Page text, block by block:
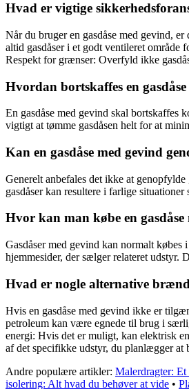
Hvad er vigtige
Når du bruger en gasdåse med gevind,
altid gasdåser i et godt ventileret område
Respekt for grænser: Overfyld ikke
Hvordan bortskaffes en
En gasdåse med gevind skal bortskaffes
vigtigt at tømme gasdåsen helt for at
Kan en gasdåse med gevind
Generelt anbefales det ikke at
gasdåser kan resultere i farlige
Hvor kan man købe en gasdåse
Gasdåser med gevind kan normalt
hjemmesider, der sælger relateret udstyr.
Hvad er nogle alternative
Hvis en gasdåse med gevind ikke er
petroleum kan være egnede til brug i
energi: Hvis det er muligt, kan elektrisk
af det specifikke udstyr, du planlægger
Andre populære artikler: Malerdragter:
isolering: Alt hvad du behøver at vide •